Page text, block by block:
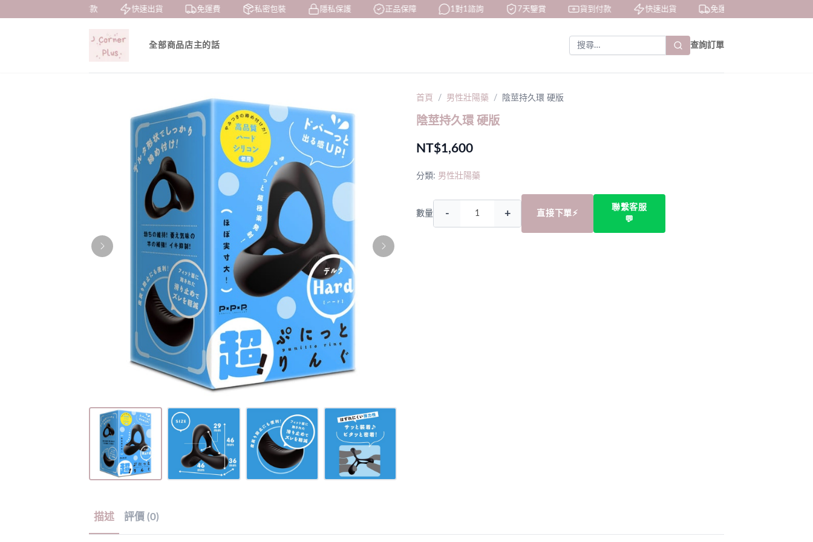
貨到付款 快速出貨 免運費 私密包裝 隱私保護 正品保障 1對1諮詢 7天鑒賞 貨到付款 快速出貨 免運費
全部商品店主的話 查詢訂單
首頁 男性壯陽藥 陰莖持久環 硬版
陰莖持久環 硬版
NT$1,600
分類: 男性壯陽藥
數量 - + 直接下單⚡
聯繫客服
💬
描述 評價 (0)